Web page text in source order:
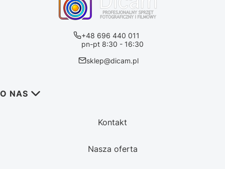
+48 696 440 011
pn-pt 8:30 - 16:30
sklep@dicam.pl
Linki w stopce
O NAS
Kontakt
Nasza oferta